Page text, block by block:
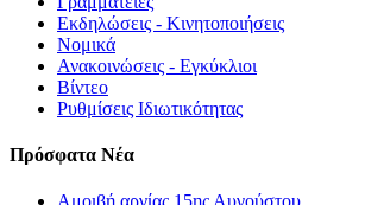
Εκδηλώσεις - Κινητοποιήσεις
Νομικά
Ανακοινώσεις - Εγκύκλιοι
Βίντεο
Ρυθμίσεις Ιδιωτικότητας
Πρόσφατα Νέα